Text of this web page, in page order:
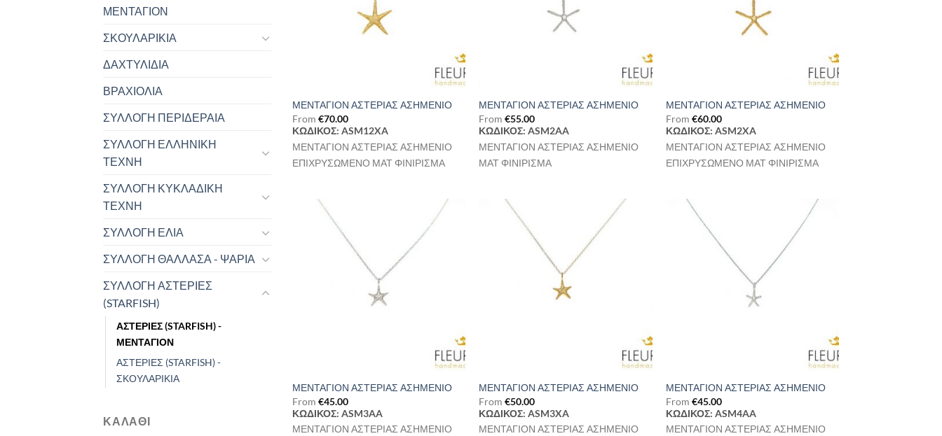
ΜΕΝΤΑΓΙΟΝ
ΣΚΟΥΛΑΡΙΚΙΑ
ΔΑΧΤΥΛΙΔΙΑ
ΒΡΑΧΙΟΛΙΑ
ΣΥΛΛΟΓΗ ΠΕΡΙΔΕΡΑΙΑ
ΣΥΛΛΟΓΗ ΕΛΛΗΝΙΚΗ
ΤΕΧΝΗ
ΣΥΛΛΟΓΗ ΚΥΚΛΑΔΙΚΗ
ΤΕΧΝΗ
ΣΥΛΛΟΓΗ ΕΛΙΑ
ΣΥΛΛΟΓΗ ΘΑΛΛΑΣΑ - ΨΑΡΙΑ
ΣΥΛΛΟΓΗ ΑΣΤΕΡΙΕΣ
(STARFISH)
ΑΣΤΕΡΙΕΣ (STARFISH) -
ΜΕΝΤΑΓΙΟΝ
ΑΣΤΕΡΙΕΣ (STARFISH) -
ΣΚΟΥΛΑΡΙΚΙΑ
ΚΑΛΆΘΙ
ΜΕΝΤΑΓΙΟΝ ΑΣΤΕΡΙΑΣ ΑΣΗΜΕΝΙΟ
From €70.00
ΚΩΔΙΚΟΣ: ASM12XA
ΜΕΝΤΑΓΙΟΝ ΑΣΤΕΡΙΑΣ ΑΣΗΜΕΝΙΟ
ΕΠΙΧΡΥΣΩΜΕΝΟ ΜΑΤ ΦΙΝΙΡΙΣΜΑ
ΜΕΝΤΑΓΙΟΝ ΑΣΤΕΡΙΑΣ ΑΣΗΜΕΝΙΟ
From€55.00
ΚΩΔΙΚΟΣ: ASM2AA
ΜΕΝΤΑΓΙΟΝ ΑΣΤΕΡΙΑΣ ΑΣΗΜΕΝΙΟ
ΜΑΤ ΦΙΝΙΡΙΣΜΑ
ΜΕΝΤΑΓΙΟΝ ΑΣΤΕΡΙΑΣ ΑΣΗΜΕΝΙΟ
From€60.00
ΚΩΔΙΚΟΣ: ASM2XA
ΜΕΝΤΑΓΙΟΝ ΑΣΤΕΡΙΑΣ ΑΣΗΜΕΝΙΟ
ΕΠΙΧΡΥΣΩΜΕΝΟ ΜΑΤ ΦΙΝΙΡΙΣΜΑ
Προσθήκη
στη Λίστα
ΜΕΝΤΑΓΙΟΝ ΑΣΤΕΡΙΑΣ ΑΣΗΜΕΝΙΟ
From €45.00
ΚΩΔΙΚΟΣ: ASM3AA
ΜΕΝΤΑΓΙΟΝ ΑΣΤΕΡΙΑΣ ΑΣΗΜΕΝΙΟ
ΜΕΝΤΑΓΙΟΝ ΑΣΤΕΡΙΑΣ ΑΣΗΜΕΝΙΟ
From€50.00
ΚΩΔΙΚΟΣ: ASM3XA
ΜΕΝΤΑΓΙΟΝ ΑΣΤΕΡΙΑΣ ΑΣΗΜΕΝΙΟ
Προσθήκη
ΜΕΝΤΑΓΙΟΝ ΑΣΤΕΡΙΑΣ ΑΣΗΜΕΝΙΟ
From€45.00
ΚΩΔΙΚΟΣ: ASM4AA
ΜΕΝΤΑΓΙΟΝ ΑΣΤΕΡΙΑΣ ΑΣΗΜΕΝΙΟ